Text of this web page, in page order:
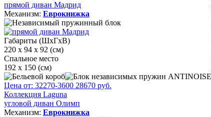
прямой диван Мадрид
Механизм: Еврокнижка
Габариты (ШхГхВ)
220 х 94 х 92 (см)
Спальное место
192 х 150 (см)
Цена от: 32270-3600 28670 руб.
Коллекция Laguna
угловой диван Олимп
Механизм: Еврокнижка